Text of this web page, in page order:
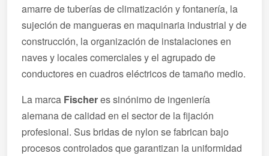
amarre de tuberías de climatización y fontanería, la
sujeción de mangueras en maquinaria industrial y de
construcción, la organización de instalaciones en
naves y locales comerciales y el agrupado de
conductores en cuadros eléctricos de tamaño medio.
La marca Fischeres sinónimo de ingeniería
alemana de calidad en el sector de la fijación
profesional. Sus bridas de nylon se fabrican bajo
procesos controlados que garantizan la uniformidad